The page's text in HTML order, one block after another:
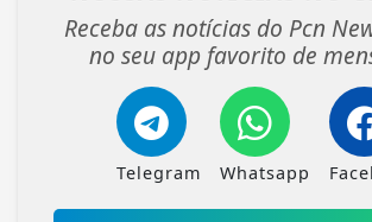
Receba as notícias do Pcn
no seu app favorito de
Telegram Whatsapp